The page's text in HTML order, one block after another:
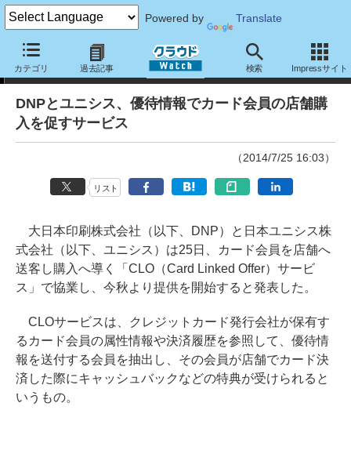
Powered by Translate
カテゴリ 過去記事 検索 Impressサイト
ニュース
DNPとユニシス、優待情報でカード会員の店舗購
入を促すサービス
（2014/7/25 16:03）
リスト
大日本印刷株式会社（以下、DNP）と日本ユニシス株
式会社（以下、ユニシス）は25日、カード会員を店舗へ
送客し購入へ導く「CLO（Card Linked Offer）サービ
ス」で協業し、今秋より提供を開始すると発表した。
CLOサービスは、クレジットカード発行会社が保有す
るカード会員の属性情報や決済履歴を参照して、優待情
報を送付する会員を抽出し、その会員が店舗でカード決
済した際にキャッシュバックなどの特典が受けられると
いうもの。